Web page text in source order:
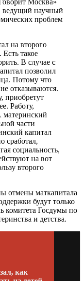
ведущий научный
проблем
на второго
Есть такое
В случае с
позволил
Потому что
отказываются.
приобретут
Работу,
материнский
части
капитал
сработал,
социальность,
на вот
второго
отмены маткапитала
будут только
комитета Госдумы по
и детства.
как